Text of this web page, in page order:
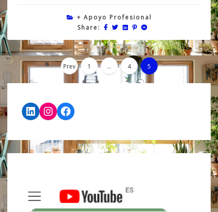
+ Apoyo Profesional
Share:
Navegación
Prev 1 … 4 5
LinkedIn
Instagram
Facebook